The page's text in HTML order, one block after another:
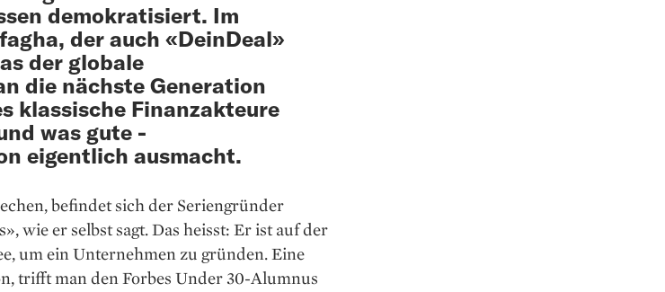
demokratisiert. Im
der auch «DeinDeal»
der globale
die nächste Generation
klassische Finanzakteure
was gute
eigentlich ausmacht.
befindet sich der Seriengründer
wie er selbst sagt. Das heisst: Er ist auf der
um ein Unternehmen zu gründen. Eine
trifft man den Forbes Under 30-Alumnus